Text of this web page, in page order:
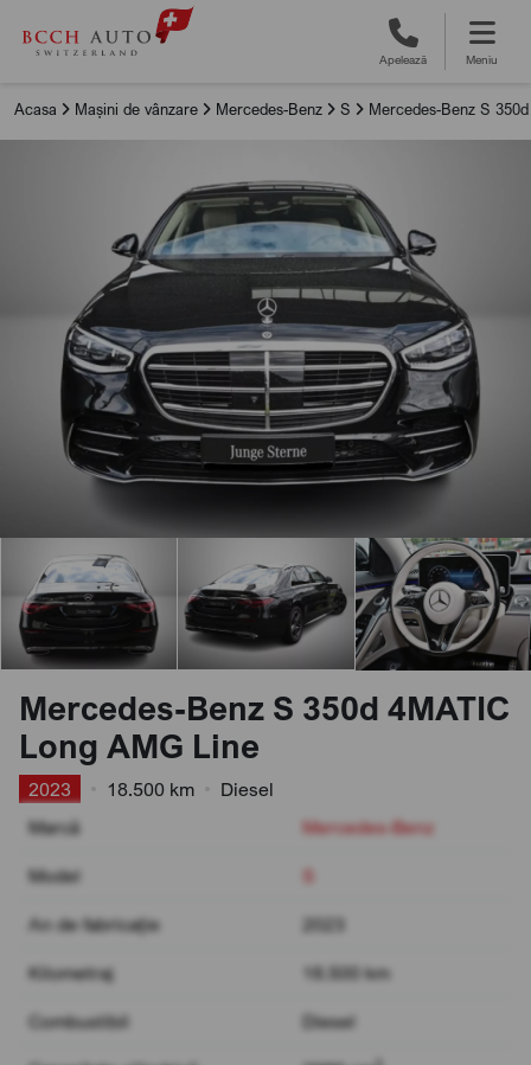
Apelează Meniu
Acasa Mașini de vânzare Mercedes-Benz S Mercedes-Benz S
Mercedes-Benz S 350d 4MATIC
Long AMG Line
2023 18.500 km
Diesel
Marcă
Mercedes-Benz
Model S
An de fabricație 2023
Kilometraj 18.500 km
Combustibil Diesel